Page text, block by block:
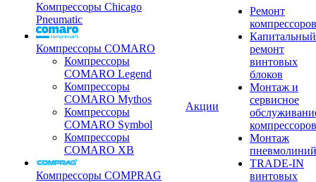
Компрессоры Chicago
Pneumatic
Компрессоры COMARO
Компрессоры
COMARO Legend
Компрессоры
COMARO Mythos
Компрессоры
COMARO Symbol
Компрессоры
COMARO XB
Компрессоры COMPRAG
Акции
Ремонт
компрессоров
Капитальный
ремонт
винтовых
блоков
Монтаж и
сервисное
компрессоров
Монтаж
пневмолиний
TRADE-IN
винтовых